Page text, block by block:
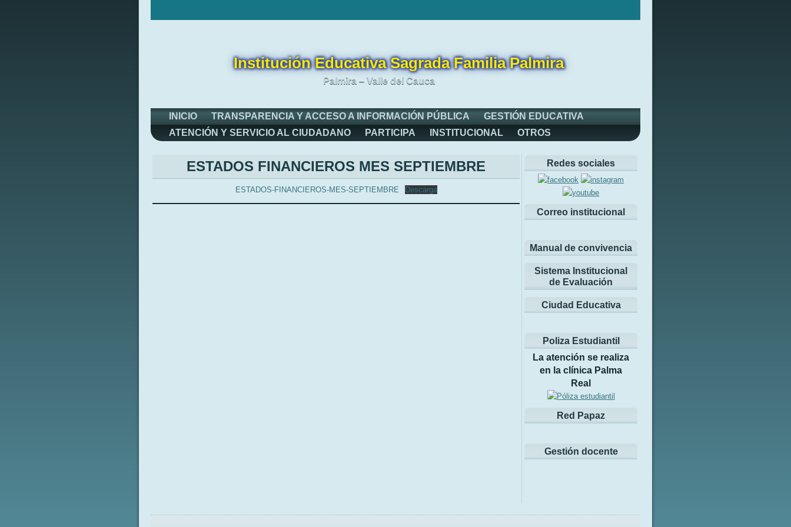
Institución Educativa Sagrada Familia Palmira
Palmira – Valle del Cauca
INICIO TRANSPARENCIA Y ACCESO A INFORMACIÓN PÚBLICA
GESTIÓN EDUCATIVA
ATENCIÓN Y SERVICIO AL CIUDADANO
PARTICIPA INSTITUCIONAL OTROS
ESTADOS FINANCIEROS MES SEPTIEMBRE
ESTADOS-FINANCIEROS-MES-SEPTIEMBRE Descarga
Redes sociales
Correo institucional
Manual de convivencia
Sistema Institucional
de Evaluación
Ciudad Educativa
Poliza Estudiantil
La atención se realiza
en la clínica Palma
Real
Red Papaz
Gestión docente